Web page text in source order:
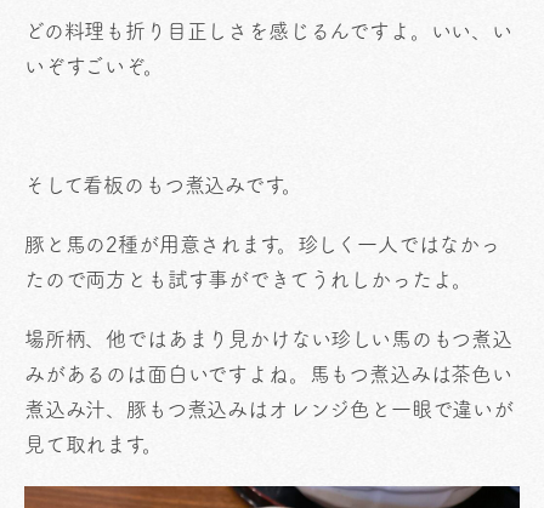
どの料理も折り目正しさを感じるんですよ。いい、い
いぞすごいぞ。
そして看板のもつ煮込みです。
豚と馬の2種が用意されます。珍しく一人ではなかっ
たので両方とも試す事ができてうれしかったよ。
場所柄、他ではあまり見かけない珍しい馬のもつ煮込
みがあるのは面白いですよね。馬もつ煮込みは茶色い
煮込み汁、豚もつ煮込みはオレンジ色と一眼で違いが
見て取れます。